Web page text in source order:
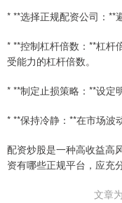
* **选择正规配资公司：**
* **控制杠杆倍数：**杠杆
受能力的杠杆倍数。
* **制定止损策略：**设定
* **保持冷静：**在市场波
配资炒股是一种高收益高
资有哪些正规平台，应充
文章